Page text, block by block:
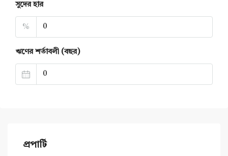
সুদের হার
%
ঋণের শর্তাবলী (বছর)
প্রপার্টি